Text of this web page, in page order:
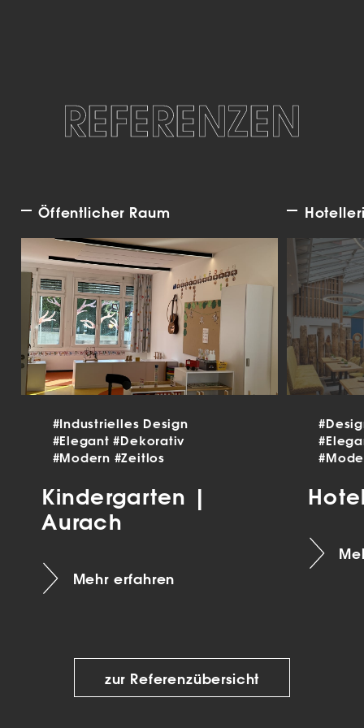
REFERENZEN
Öffentlicher Raum
#Industrielles Design
#Elegant#Dekorativ
#Modern #Zeitlos
Kindergarten |
Aurach
Mehr erfahren
zur Referenzübersicht